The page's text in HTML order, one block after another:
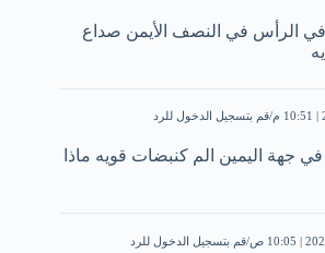
الرأس في النصف الأيمن صداع
قم بتسجيل الدخول للرد
جهة اليمين الم كنبضات قويه ماذا
قم بتسجيل الدخول للرد